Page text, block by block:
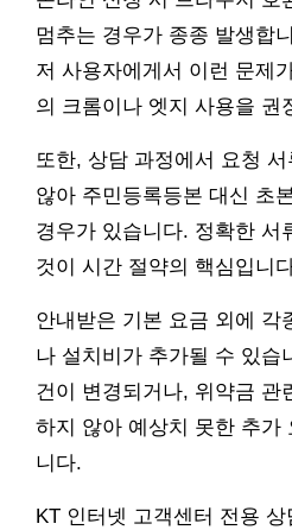
멈추는 경우가 종종 발생합
저 사용자에게서 이런 문제
의 크롬이나 엣지 사용을 권
또한, 상담 과정에서 요청
않아 주민등록등본 대신 초
경우가 있습니다. 정확한 서
것이 시간 절약의 핵심입니
안내받은 기본 요금 외에 각
나 설치비가 추가될 수 있습
건이 변경되거나, 위약금 관
하지 않아 예상치 못한 추가
니다.
KT 인터넷 고객센터 전용